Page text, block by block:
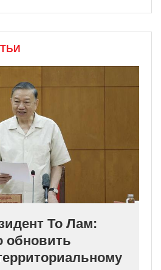
То Лам:
обновить